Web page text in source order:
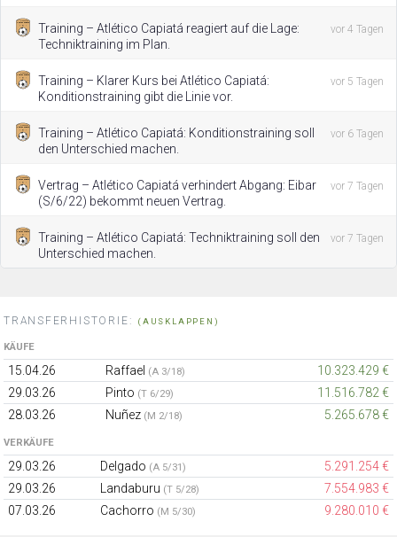
Training – Atlético Capiatá reagiert auf die Lage:
Techniktraining im Plan.
vor 4 Tagen
Training – Klarer Kurs bei Atlético Capiatá:
Konditionstraining gibt die Linie vor.
vor 5 Tagen
Training – Atlético Capiatá: Konditionstraining soll
den Unterschied machen.
vor 6 Tagen
Vertrag – Atlético Capiatá verhindert Abgang: Eibar
(S/6/22) bekommt neuen Vertrag.
vor 7 Tagen
Training – Atlético Capiatá: Techniktraining soll den
Unterschied machen.
vor 7 Tagen
TRANSFERHISTORIE: (AUSKLAPPEN)
KÄUFE
15.04.26 Raffael (A 3/18)
10.323.429 €
29.03.26
Pinto (T 6/29)
11.516.782 €
28.03.26
Nuñez (M 2/18) 5.265.678 €
VERKÄUFE
29.03.26 Delgado (A 5/31)
5.291.254 €
29.03.26
Landaburu (T 5/28)
7.554.983 €
07.03.26
Cachorro (M 5/30) 9.280.010 €